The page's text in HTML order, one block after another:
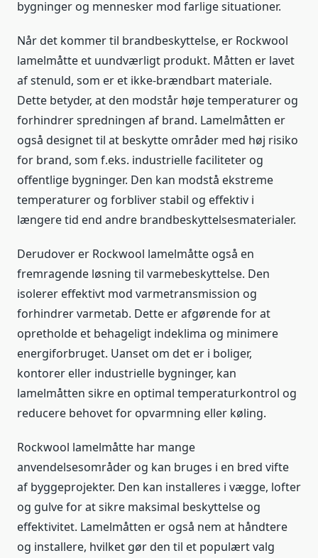
bygninger og mennesker mod farlige situationer.
Når det kommer til brandbeskyttelse, er Rockwool
lamelmåtte et uundværligt produkt. Måtten er lavet
af stenuld, som er et ikke-brændbart materiale.
Dette betyder, at den modstår høje temperaturer og
forhindrer spredningen af brand. Lamelmåtten er
også designet til at beskytte områder med høj risiko
for brand, som f.eks. industrielle faciliteter og
offentlige bygninger. Den kan modstå ekstreme
temperaturer og forbliver stabil og effektiv i
længere tid end andre brandbeskyttelsesmaterialer.
Derudover er Rockwool lamelmåtte også en
fremragende løsning til varmebeskyttelse. Den
isolerer effektivt mod varmetransmission og
forhindrer varmetab. Dette er afgørende for at
opretholde et behageligt indeklima og minimere
energiforbruget. Uanset om det er i boliger,
kontorer eller industrielle bygninger, kan
lamelmåtten sikre en optimal temperaturkontrol og
reducere behovet for opvarmning eller køling.
Rockwool lamelmåtte har mange
anvendelsesområder og kan bruges i en bred vifte
af byggeprojekter. Den kan installeres i vægge, lofter
og gulve for at sikre maksimal beskyttelse og
effektivitet. Lamelmåtten er også nem at håndtere
og installere, hvilket gør den til et populært valg